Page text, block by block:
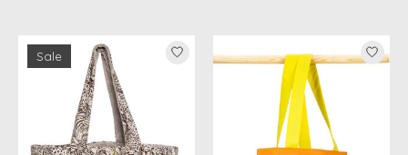
Sale